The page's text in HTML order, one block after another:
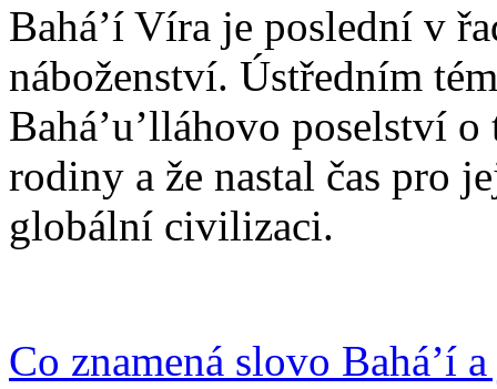
Bahá’í Víra je poslední v
náboženství. Ústředním
Bahá’u’lláhovo poselství
rodiny a že nastal čas pro
globální civilizaci.
Co znamená slovo Bahá’í